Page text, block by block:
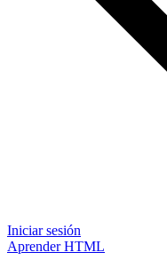
Iniciar sesión
Aprender HTML